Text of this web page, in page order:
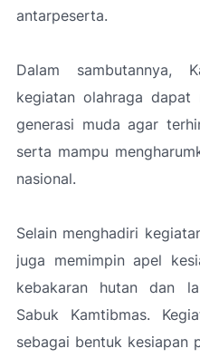
antarpeserta.
Dalam sambutannya,
kegiatan olahraga dapat
generasi muda agar
serta mampu
nasional.
Selain menghadiri
juga memimpin apel
kebakaran hutan dan
Sabuk Kamtibmas.
sebagai bentuk kesiapan